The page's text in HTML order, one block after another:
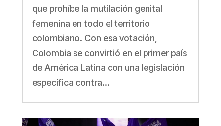
que prohíbe la mutilación genital
femenina en todo el territorio
colombiano. Con esa votación,
Colombia se convirtió en el primer país
de América Latina con una legislación
específica contra...